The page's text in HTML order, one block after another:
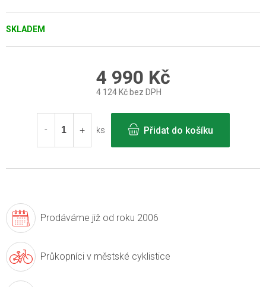
SKLADEM
4 990 Kč
4 124 Kč bez DPH
cena:
ks
Přidat do košíku
Prodáváme již od roku 2006
Průkopníci v městské cyklistice